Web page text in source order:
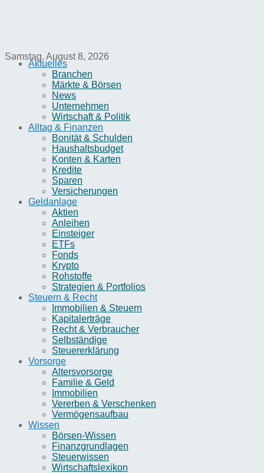
Samstag, August 8, 2026
Aktuelles
Branchen
Märkte & Börsen
News
Unternehmen
Wirtschaft & Politik
Alltag & Finanzen
Bonität & Schulden
Haushaltsbudget
Konten & Karten
Kredite
Sparen
Versicherungen
Geldanlage
Aktien
Anleihen
Einsteiger
ETFs
Fonds
Krypto
Rohstoffe
Strategien & Portfolios
Steuern & Recht
Immobilien & Steuern
Kapitalerträge
Recht & Verbraucher
Selbständige
Steuererklärung
Vorsorge
Altersvorsorge
Familie & Geld
Immobilien
Vererben & Verschenken
Vermögensaufbau
Wissen
Börsen-Wissen
Finanzgrundlagen
Steuerwissen
Wirtschaftslexikon